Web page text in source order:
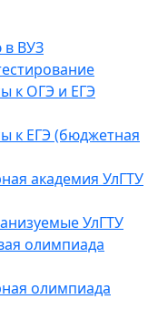
в ВУЗ
к ОГЭ и ЕГЭ
к ЕГЭ (бюджетная
академия УлГТУ
УлГТУ
олимпиада
олимпиада